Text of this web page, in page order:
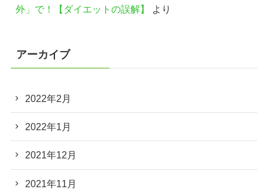
外」で！【ダイエットの誤解】
より
アーカイブ
2022年2月
2022年1月
2021年12月
2021年11月